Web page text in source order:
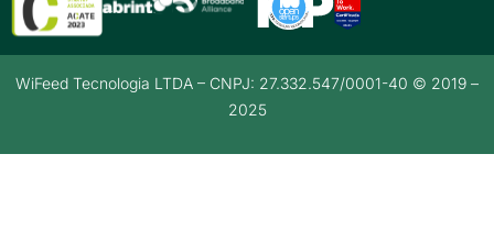
WiFeed Tecnologia LTDA – CNPJ: 27.332.547/0001-40 © 2019 –
2025